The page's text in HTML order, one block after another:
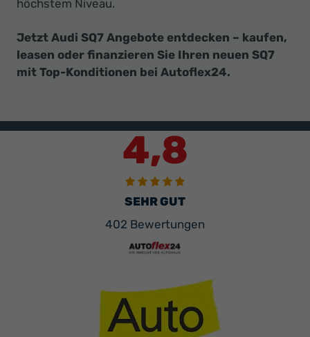
höchstem Niveau.
Jetzt Audi SQ7 Angebote entdecken – kaufen,
leasen oder finanzieren Sie Ihren neuen SQ7
mit Top-Konditionen bei Autoflex24.
4,8
SEHR GUT
402 Bewertungen